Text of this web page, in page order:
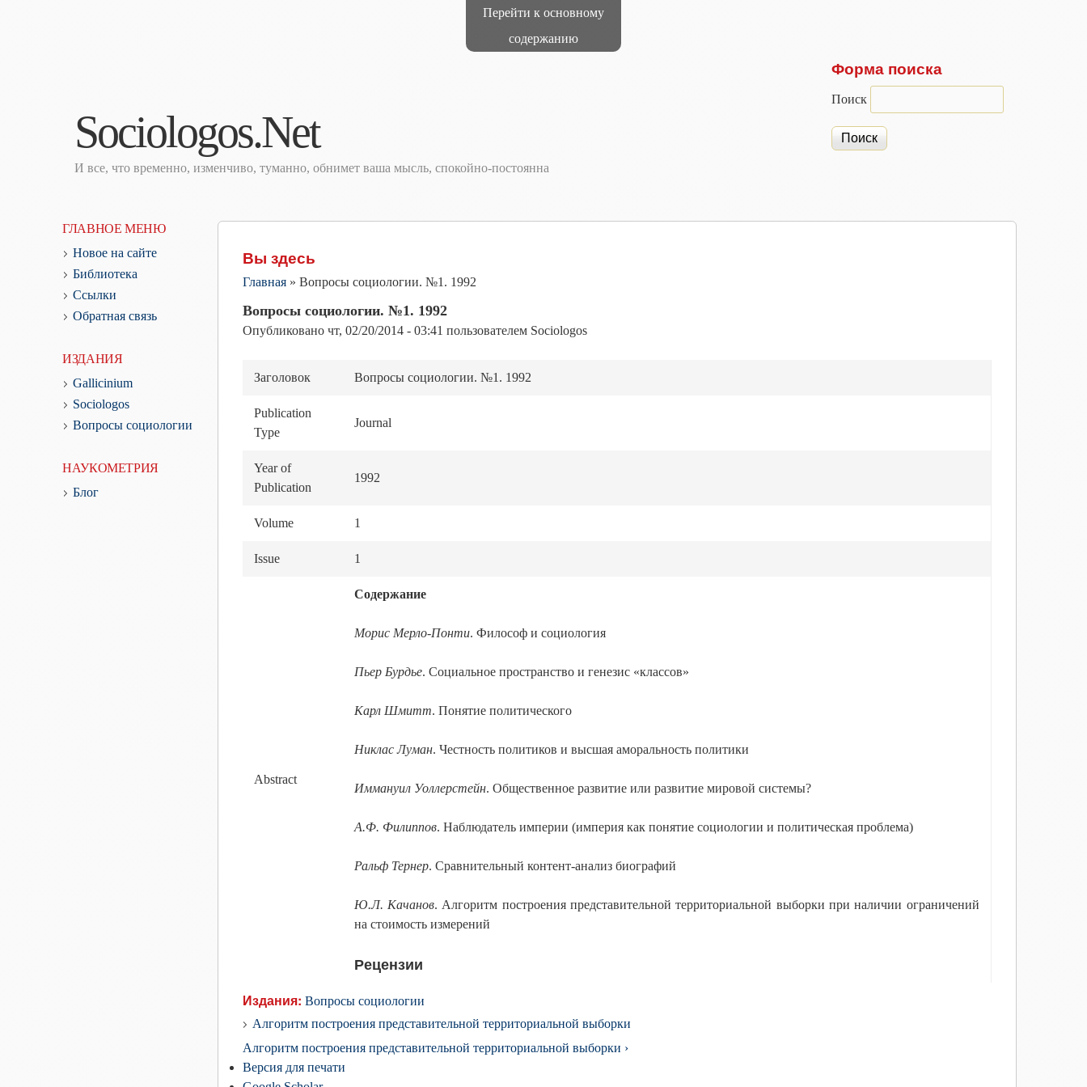
Перейти к основному
содержанию
Sociologos.Net
И все, что временно, изменчиво, туманно, обнимет ваша мысль, спокойно-постоянна
Форма поиска
Поиск
Вы здесь
Главная» Вопросы социологии. №1. 1992
Вопросы социологии. №1. 1992
Опубликовано чт, 02/20/2014 - 03:41 пользователем Sociologos
Заголовок Вопросы социологии. №1. 1992
Publication
Type
Journal
Year of
Publication
1992
Volume 1
Issue 1
Abstract
Содержание
Морис Мерло-Понти. Философ и социология
Пьер Бурдье. Социальное пространство и генезис «классов»
Карл Шмитт. Понятие политического
Никлас Луман. Честность политиков и высшая аморальность политики
Иммануил Уоллерстейн. Общественное развитие или развитие мировой системы?
А.Ф. Филиппов. Наблюдатель империи (империя как понятие социологии и политическая проблема)
Ральф Тернер. Сравнительный контент-анализ биографий
Ю.Л. Качанов. Алгоритм построения представительной территориальной выборки при наличии ограничений
на стоимость измерений
Рецензии
Издания: Вопросы социологии
Алгоритм построения представительной территориальной выборки
Алгоритм построения представительной территориальной выборки ›
Версия для печати
ГЛАВНОЕ МЕНЮ
Новое на сайте
Библиотека
Ссылки
Обратная связь
ИЗДАНИЯ
Gallicinium
Sociologos
Вопросы социологии
НАУКОМЕТРИЯ
Блог